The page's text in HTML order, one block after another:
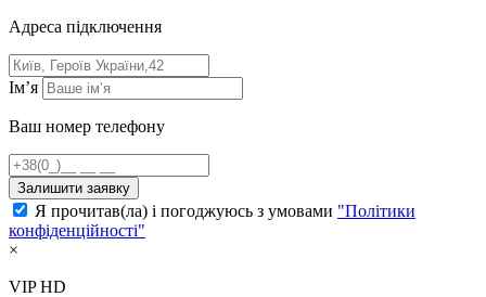
Адресa підключення
Ім’я
Ваш номер телефону
Залишити заявку
Я прочитав(ла) і погоджуюсь з умовами "Політики
конфіденційності"
×
VIP HD